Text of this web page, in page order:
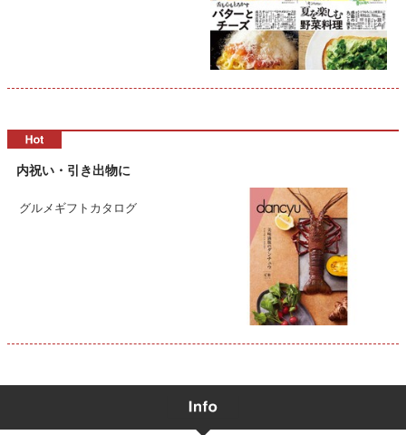
内祝い・引き出物に
グルメギフトカタログ